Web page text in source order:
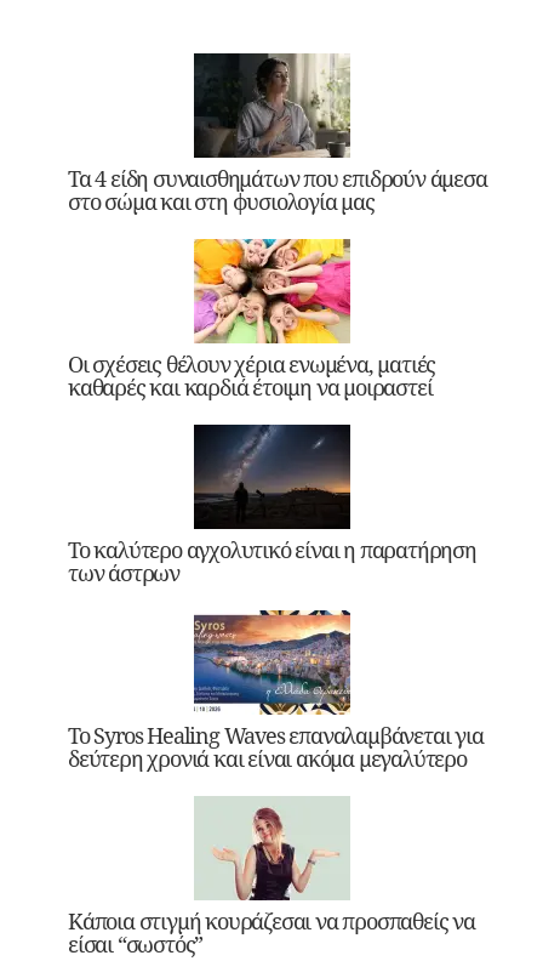
Τα 4 είδη συναισθημάτων που επιδρούν άμεσα
στο σώμα και στη φυσιολογία μας
Οι σχέσεις θέλουν χέρια ενωμένα, ματιές
καθαρές και καρδιά έτοιμη να μοιραστεί
Το καλύτερο αγχολυτικό είναι η παρατήρηση
των άστρων
Το Syros Healing Waves επαναλαμβάνεται για
δεύτερη χρονιά και είναι ακόμα μεγαλύτερο
Κάποια στιγμή κουράζεσαι να προσπαθείς να
είσαι “σωστός”